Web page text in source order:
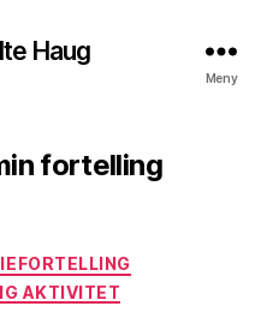
Haug
Meny
fortelling
AKTIVITET